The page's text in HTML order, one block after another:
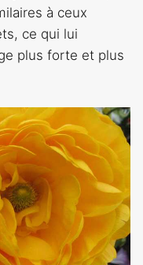
à ceux
ce qui lui
plus forte et plus